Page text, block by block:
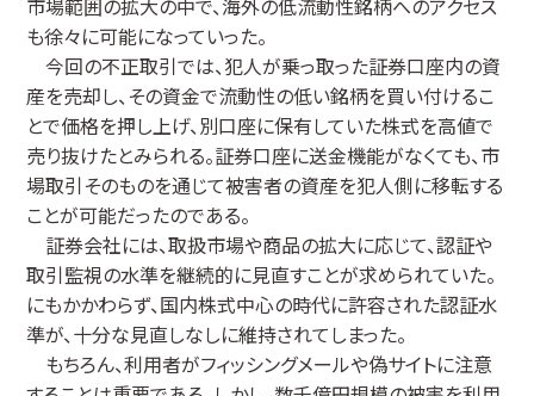
市場範囲の拡大の中で、海外の低流動性銘柄へのアクセス
も徐々に可能になっていった。
今回の不正取引では、犯人が乗っ取った証券口座内の資
産を売却し、その資金で流動性の低い銘柄を買い付けるこ
とで価格を押し上げ、別口座に保有していた株式を高値で
売り抜けたとみられる。証券口座に送金機能がなくても、市
場取引そのものを通じて被害者の資産を犯人側に移転する
ことが可能だったのである。
証券会社には、取扱市場や商品の拡大に応じて、認証や
取引監視の水準を継続的に見直すことが求められていた。
にもかかわらず、国内株式中心の時代に許容された認証水
準が、十分な見直しなしに維持されてしまった。
もちろん、利用者がフィッシングメールや偽サイトに注意